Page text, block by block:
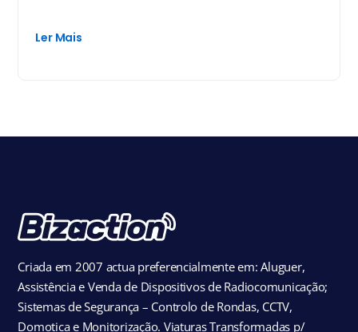
Ler Mais
Criada em 2007 actua preferencialmente em: Aluguer,
Assistência e Venda de Dispositivos de Radiocomunicação;
Sistemas de Segurança – Controlo de Rondas, CCTV,
Domotica e Monitorização. Viaturas Transformadas p/